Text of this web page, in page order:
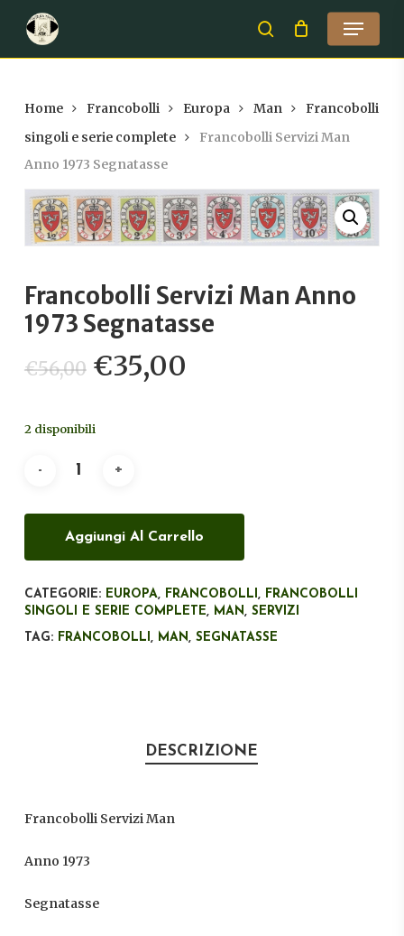
main
search
Menu
Home Francobolli Europa Man
Francobolli
singoli e serie complete
Francobolli Servizi Man
Anno 1973 Segnatasse
Francobolli Servizi Man Anno
1973 Segnatasse
€56,00 Il
prezzo
originale
€56,00.
€35,00
2 disponibili
Aggiungi Al Carrello
CATEGORIE: EUROPA, FRANCOBOLLI , FRANCOBOLLI
SINGOLI E SERIE COMPLETE, MAN, SERVIZI
TAG: FRANCOBOLLI , MAN, SEGNATASSE
DESCRIZIONE
Francobolli Servizi Man
Anno 1973
Segnatasse
Close